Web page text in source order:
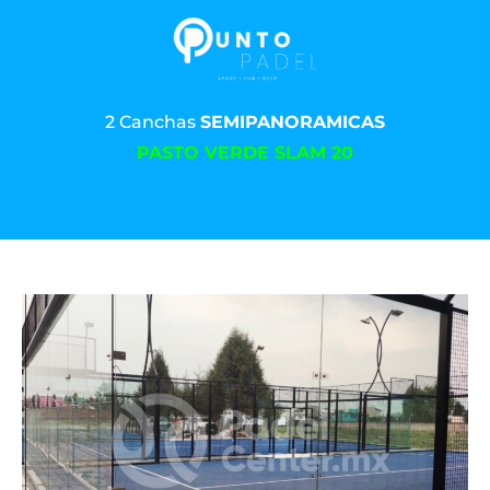
2 Canchas SEMIPANORAMICAS
PASTO VERDE SLAM 20